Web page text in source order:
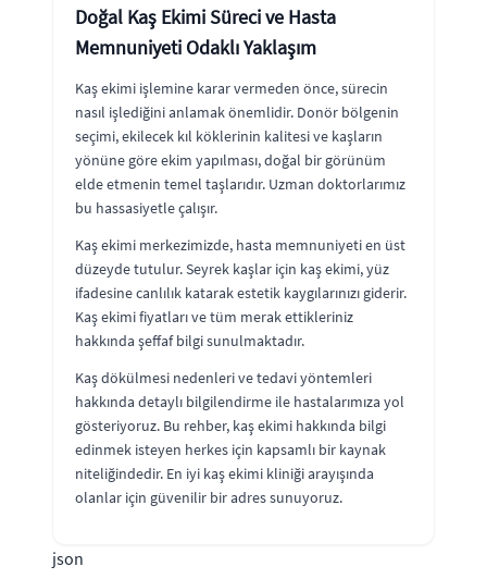
Doğal Kaş Ekimi Süreci ve Hasta
Memnuniyeti Odaklı Yaklaşım
Kaş ekimi işlemine karar vermeden önce, sürecin
nasıl işlediğini anlamak önemlidir. Donör bölgenin
seçimi, ekilecek kıl köklerinin kalitesi ve kaşların
yönüne göre ekim yapılması, doğal bir görünüm
elde etmenin temel taşlarıdır. Uzman doktorlarımız
bu hassasiyetle çalışır.
Kaş ekimi merkezimizde, hasta memnuniyeti en üst
düzeyde tutulur. Seyrek kaşlar için kaş ekimi, yüz
ifadesine canlılık katarak estetik kaygılarınızı giderir.
Kaş ekimi fiyatları ve tüm merak ettikleriniz
hakkında şeffaf bilgi sunulmaktadır.
Kaş dökülmesi nedenleri ve tedavi yöntemleri
hakkında detaylı bilgilendirme ile hastalarımıza yol
gösteriyoruz. Bu rehber, kaş ekimi hakkında bilgi
edinmek isteyen herkes için kapsamlı bir kaynak
niteliğindedir. En iyi kaş ekimi kliniği arayışında
olanlar için güvenilir bir adres sunuyoruz.
json